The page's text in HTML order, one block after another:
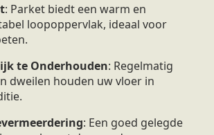
: Parket biedt een warm en
loopoppervlak, ideaal voor
te Onderhouden: Regelmatig
dweilen houden uw vloer in
: Een goed gelegde